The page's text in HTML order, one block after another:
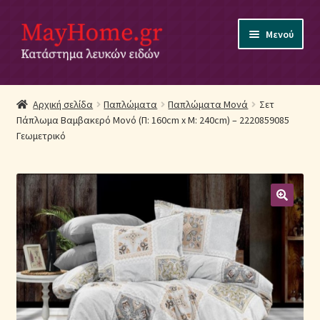
Απευθείας
μετάβαση
στην
Μετάβαση
σε
περιεχόμενο
Μενού
Αρχική
Ακύρωση Παραγγελίας
Βρεφικά Λευκά Είδη
Επικοινωνία
Επιστροφές Προϊόντων
Η εταιρία μας
Αρχική σελίδα Παπλώματα Παπλώματα Μονά
Σετ
Πάπλωμα Βαμβακερό Μονό (Π: 160cm x Μ: 240cm) – 2220859085
Γεωμετρικό